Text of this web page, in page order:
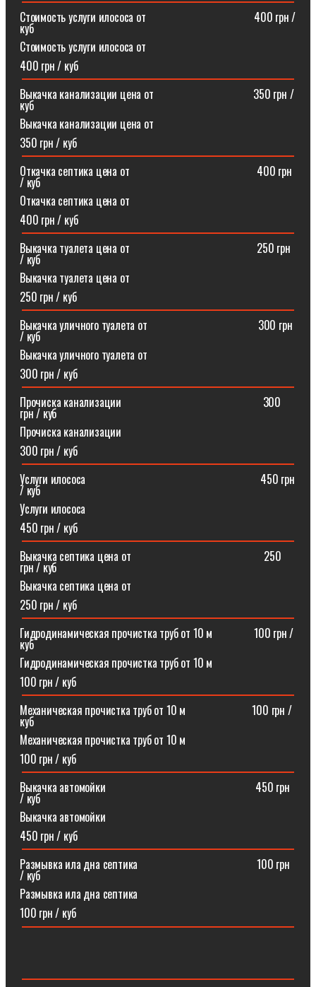
Стоимость услуги илососа от⠀⠀⠀⠀⠀⠀⠀⠀⠀⠀⠀⠀⠀400 грн /
куб
Стоимость услуги илососа от
400 грн / куб
Выкачка канализации цена от⠀⠀⠀⠀⠀⠀⠀⠀⠀⠀⠀⠀350 грн /
куб
Выкачка канализации цена от
350 грн / куб
Откачка септика цена от ⠀⠀⠀⠀⠀⠀⠀⠀⠀⠀⠀⠀⠀⠀⠀400 грн
/ куб
Откачка септика цена от
400 грн / куб
Выкачка туалета цена от ⠀⠀⠀⠀⠀⠀⠀⠀⠀⠀⠀⠀⠀⠀⠀250 грн
/ куб
Выкачка туалета цена от
250 грн / куб
Выкачка уличного туалета от ⠀⠀⠀⠀⠀⠀⠀⠀⠀⠀⠀⠀⠀300 грн
/ куб
Выкачка уличного туалета от
300 грн / куб
Прочиска канализации⠀⠀⠀⠀⠀⠀⠀⠀⠀⠀⠀⠀⠀⠀⠀⠀⠀300
грн / куб
Прочиска канализации
300 грн / куб
Услуги илососа⠀⠀⠀⠀⠀⠀⠀⠀⠀⠀⠀⠀⠀⠀⠀⠀⠀⠀⠀⠀⠀450 грн
/ куб
Услуги илососа
450 грн / куб
Выкачка септика цена от⠀⠀⠀⠀⠀⠀⠀⠀⠀⠀⠀⠀⠀⠀⠀⠀250
грн / куб
Выкачка септика цена от
250 грн / куб
Гидродинамическая прочистка труб от 10 м⠀⠀⠀⠀⠀100 грн /
куб
Гидродинамическая прочистка труб от 10 м
100 грн / куб
Механическая прочистка труб от 10 м⠀⠀⠀⠀⠀⠀⠀⠀100 грн /
куб
Механическая прочистка труб от 10 м
100 грн / куб
Выкачка автомойки⠀⠀⠀⠀⠀⠀⠀⠀⠀⠀⠀⠀⠀⠀⠀⠀⠀⠀450 грн
/ куб
Выкачка автомойки
450 грн / куб
Размывка ила дна септика ⠀⠀⠀⠀⠀⠀⠀⠀⠀⠀⠀⠀⠀⠀100 грн
/ куб
Размывка ила дна септика
100 грн / куб